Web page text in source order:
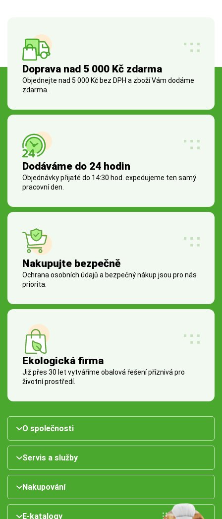
Doprava nad 5 000 Kč zdarma
Objednejte nad 5 000 Kč bez DPH a zboží Vám dodáme
zdarma.
Dodáváme do 24 hodin
Objednávky přijaté do 14:30 hod. expedujeme ten samý
pracovní den.
Nakupujte bezpečně
Ochrana osobních údajů a bezpečný nákup jsou pro nás
priorita.
Ekologická firma
Již přes 30 let vytváříme obalová řešení příznivá pro
životní prostředí.
O společnosti
Servis a služby
Nakupování
E-katalogy